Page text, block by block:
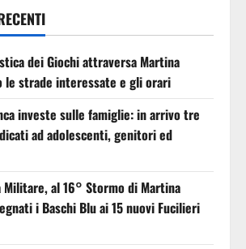
dei Giochi attraversa Martina
le strade interessate e gli orari
investe sulle famiglie: in arrivo tre
ad adolescenti, genitori ed
Militare, al 16° Stormo di Martina
i Baschi Blu ai 15 nuovi Fucilieri